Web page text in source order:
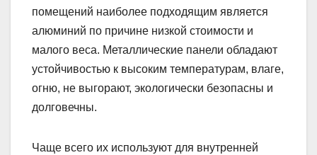
помещений наиболее подходящим является
алюминий по причине низкой стоимости и
малого веса. Металлические панели обладают
устойчивостью к высоким температурам, влаге,
огню, не выгорают, экологически безопасны и
долговечны.
Чаще всего их используют для внутренней